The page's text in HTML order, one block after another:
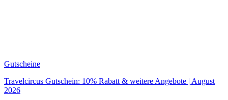
Gutscheine
Travelcircus Gutschein: 10% Rabatt & weitere Angebote | August
2026